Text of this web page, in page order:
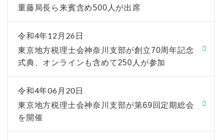
重藤局長ら来賓含め500人が出席
令和4年12月26日
東京地方税理士会神奈川支部が創立70周年記念
式典、オンラインも含めて250人が参加
令和4年06月20日
東京地方税理士会神奈川支部が第69回定期総会
を開催